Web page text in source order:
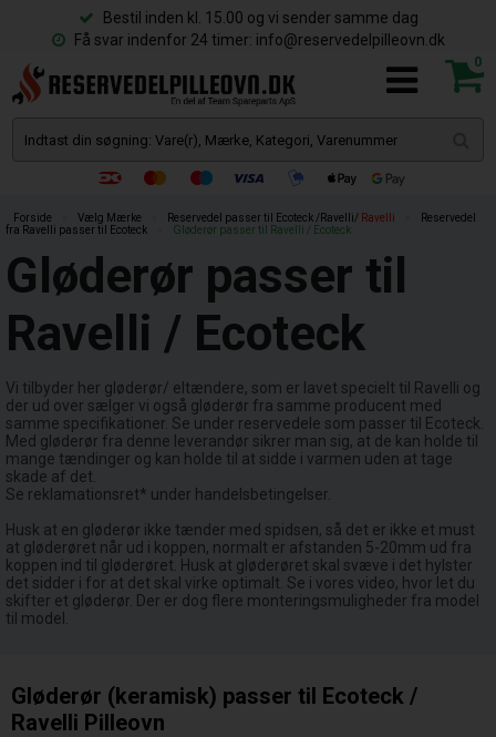
Bestil inden kl. 15.00 og vi sender samme dag
Få svar indenfor 24 timer: info@reservedelpilleovn.dk
0
Forside Vælg Mærke Reservedel passer til Ecoteck /Ravelli/ Ravelli
Reservedel
fra Ravelli passer til Ecoteck
Gløderør passer til Ravelli / Ecoteck
Gløderør passer til
Ravelli / Ecoteck
Vi tilbyder her gløderør/ eltændere, som er lavet specielt til Ravelli og
der ud over sælger vi også gløderør fra samme producent med
samme specifikationer. Se under reservedele som passer til Ecoteck.
Med gløderør fra denne leverandør sikrer man sig, at de kan holde til
mange tændinger og kan holde til at sidde i varmen uden at tage
skade af det.
Se reklamationsret* under handelsbetingelser.
Husk at en gløderør ikke tænder med spidsen, så det er ikke et must
at gløderøret når ud i koppen, normalt er afstanden 5-20mm ud fra
koppen ind til gløderøret. Husk at gløderøret skal svæve i det hylster
det sidder i for at det skal virke optimalt. Se i vores video, hvor let du
skifter et gløderør. Der er dog flere monteringsmuligheder fra model
til model.
Gløderør (keramisk) passer til Ecoteck /
Ravelli Pilleovn